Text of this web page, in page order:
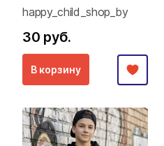
happy_child_shop_by
30 руб.
В корзину